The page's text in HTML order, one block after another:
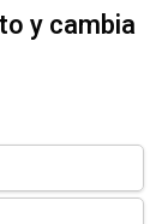
y cambia